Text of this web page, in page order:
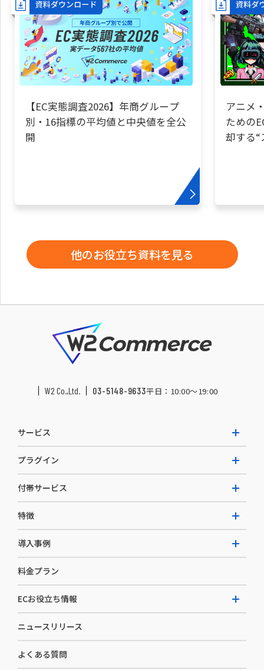
【EC実態調査2026】年商グループ
別・16指標の平均値と中央値を全公
開
アニメ
ための
却する
他のお役立ち資料を見る
W2 Co.,Ltd. 03-5148-9633平日：10:00〜19:00
サービス
W2 Commerce Repeat
W2 Commerce BtoB
W2 Commerce Asia
プラグイン
AI buddy
付帯サービス
EC運用構築支援・運用支援
カスタマーサクセス
セキュリティ
デザイン制作
コンサルティング
特徴
選ばれる理由
開発体制
導入事例
導入企業一覧
料金プラン
ECお役立ち情報
お役立ち資料
ニュースリリース
よくある質問